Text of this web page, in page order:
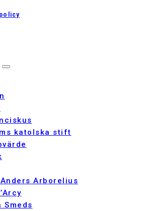
katolska stift
Arborelius
Smeds